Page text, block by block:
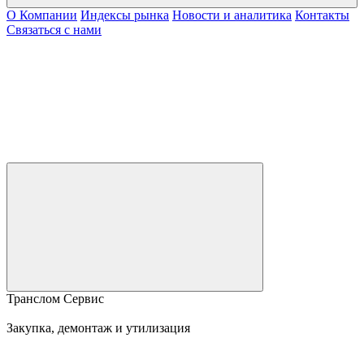
О Компании Индексы рынка Новости и аналитика Контакты
Связаться с нами
Транслом Сервис
Закупка, демонтаж и утилизация